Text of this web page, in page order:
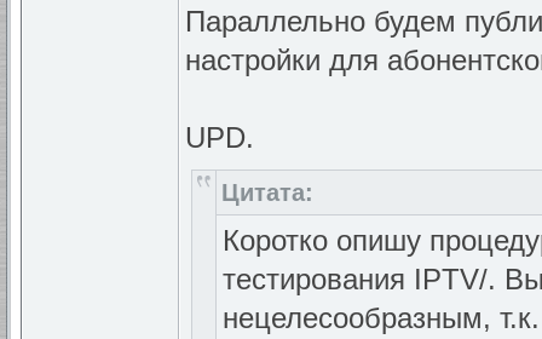
Параллельно будем
настройки для
UPD.
Цитата:
Коротко опишу
тестирования IPTV/.
нецелесообразным,